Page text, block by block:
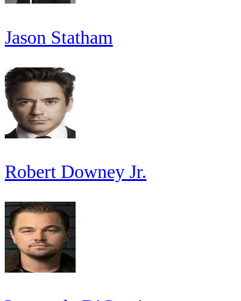
Jason Statham
Robert Downey Jr.